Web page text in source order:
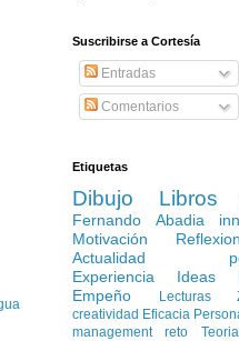
Suscribirse a Cortesía
Entradas
Comentarios
Etiquetas
Dibujo Libros
Fernando Abadia
Motivación
Reflexion
Actualidad
Experiencia
Ideas
Empeño
Lecturas
creatividad Eficacia
management
reto